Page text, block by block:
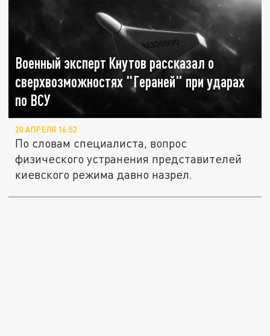
Военный эксперт Кнутов рассказал о
сверхвозможностях "Гераней" при ударах
по ВСУ
20 АПРЕЛЯ 16:52
По словам специалиста, вопрос
физического устранения представителей
киевского режима давно назрел.